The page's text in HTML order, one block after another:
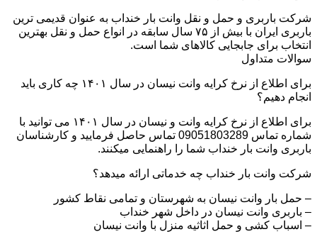
شرکت باربری و حمل و نقل وانت بار خنداب به عنوان قدیمی ترین
باربری ایران با بیش از ۷۵ سال سابقه در انواع حمل و نقل بهترین
انتخاب برای جابجایی کالاهای شما است.
سوالات متداول
برای اطلاع از نرخ کرایه وانت نیسان در سال ۱۴۰۱ چه کاری باید
انجام دهیم؟
برای اطلاع از نرخ کرایه وانت و نیسان در سال ۱۴۰۱ می توانید با
شماره تماس 09051803289 تماس حاصل فرمایید و کارشناسان
باربری وانت بار خنداب شما را راهنمایی میکنند.
شرکت وانت بار خنداب چه خدماتی ارائه میدهد؟
– حمل بار وانت نیسان به شهرستان و تمامی نقاط کشور
– باربری وانت نیسان در داخل شهر خنداب
– اسباب کشی و حمل اثاثیه منزل با وانت نیسان